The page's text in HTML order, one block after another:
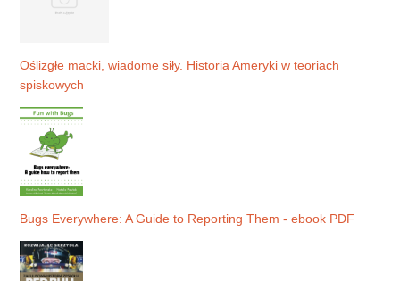
Oślizgłe macki, wiadome siły. Historia Ameryki w teoriach
spiskowych
Bugs Everywhere: A Guide to Reporting Them - ebook PDF